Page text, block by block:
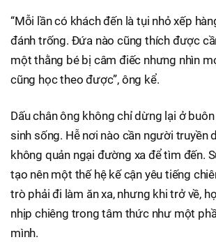
“Mỗi lần có khách đến là tụi nhỏ xếp
đánh trống. Đứa nào cũng thích được
một thằng bé bị câm điếc nhưng nhìn
cũng học theo được”, ông kể.
Dấu chân ông không chỉ dừng lại ở
sinh sống. Hễ nơi nào cần người truyền
không quản ngại đường xa để tìm đến.
tạo nên một thế hệ kế cận yêu tiếng
trò phải đi làm ăn xa, nhưng khi trở về,
nhịp chiêng trong tâm thức như một
mình.